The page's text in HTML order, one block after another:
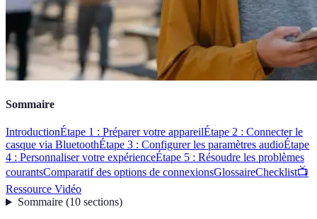
Sommaire
IntroductionÉtape 1 : Préparer votre appareilÉtape 2 : Connecter le
casque via BluetoothÉtape 3 : Configurer les paramètres audioÉtape
4 : Personnaliser votre expérienceÉtape 5 : Résoudre les problèmes
courantsComparatif des options de connexionsGlossaireChecklist📺
Ressource Vidéo
Sommaire(10 sections)